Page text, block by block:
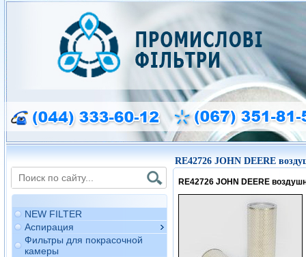
NEW FILTER
Аспирация
Фильтры для покрасочной
камеры
RE42726 JOHN DEERE
RE42726 JOHN DEERE